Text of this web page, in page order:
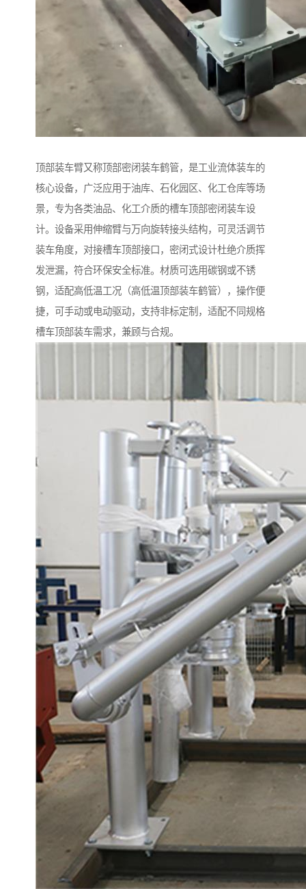
顶部装车臂又称顶部密闭装车鹤管，是工业流体装车的
核心设备，广泛应用于油库、石化园区、化工仓库等场
景，专为各类油品、化工介质的槽车顶部密闭装车设
计。设备采用伸缩臂与万向旋转接头结构，可灵活调节
装车角度，对接槽车顶部接口，密闭式设计杜绝介质挥
发泄漏，符合环保安全标准。材质可选用碳钢或不锈
钢，适配高低温工况（高低温顶部装车鹤管），操作便
捷，可手动或电动驱动，支持非标定制，适配不同规格
槽车顶部装车需求，兼顾与合规。